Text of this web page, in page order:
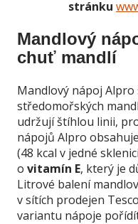
stránku
Mandlový
chuť mandlí
Mandlový nápoj
středomořských
udržují štíhlou linii,
nápojů Alpro
(48 kcal v jedné
o vitamín E, který je
Litrové balení
v sítích prodejen
variantu nápoje